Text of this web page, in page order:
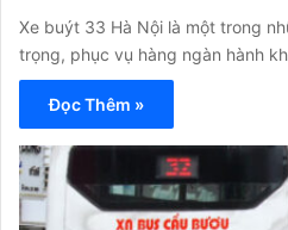
Xe buýt 33 Hà Nội là một trong
trọng, phục vụ hàng ngàn hành
Đọc Thêm »